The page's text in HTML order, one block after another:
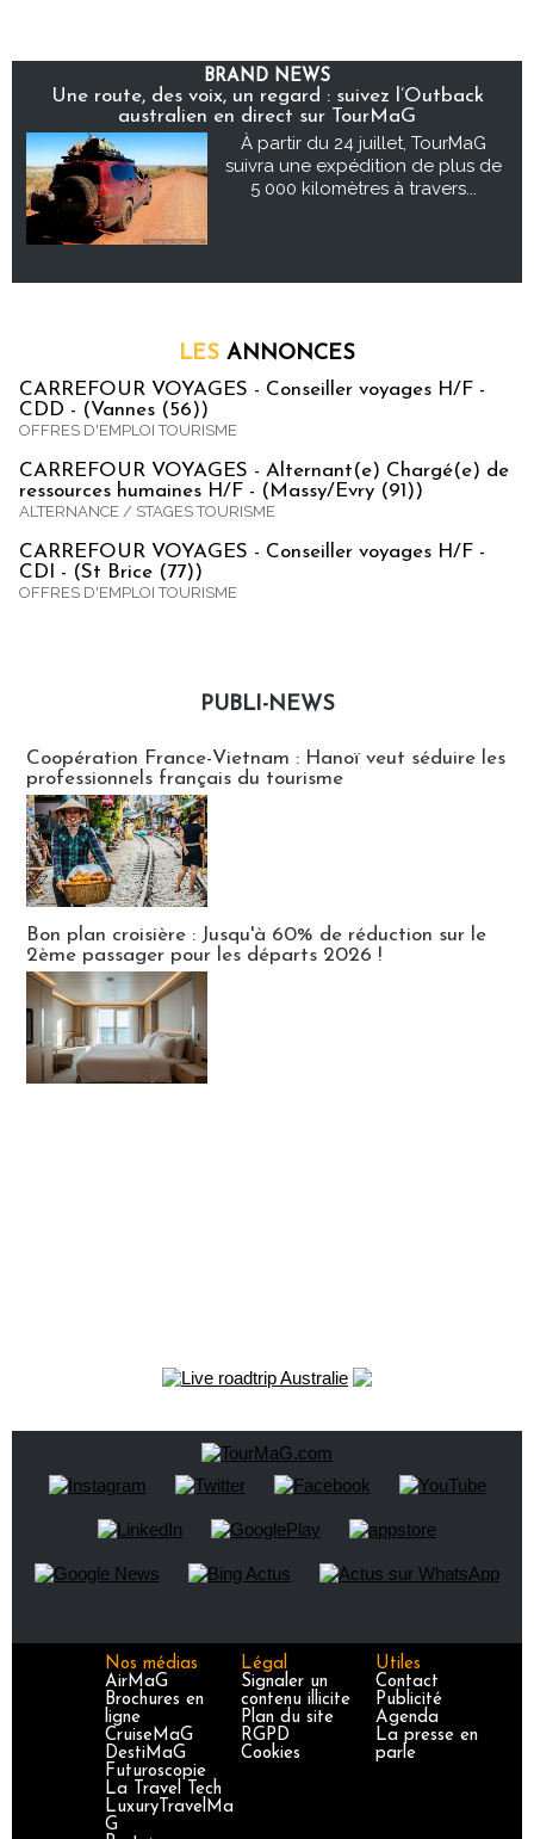
BRAND NEWS
Une route, des voix, un regard : suivez l’Outback
australien en direct sur TourMaG
À partir du 24 juillet, TourMaG
suivra une expédition de plus de
5 000 kilomètres à travers...
LES ANNONCES
CARREFOUR VOYAGES - Conseiller voyages H/F -
CDD - (Vannes (56))
OFFRES D'EMPLOI TOURISME
CARREFOUR VOYAGES - Alternant(e) Chargé(e) de
ressources humaines H/F - (Massy/Evry (91))
ALTERNANCE / STAGES TOURISME
CARREFOUR VOYAGES - Conseiller voyages H/F -
CDI - (St Brice (77))
OFFRES D'EMPLOI TOURISME
PUBLI-NEWS
Coopération France-Vietnam : Hanoï veut séduire les
professionnels français du tourisme
Bon plan croisière : Jusqu'à 60% de réduction sur le
2ème passager pour les départs 2026 !
Nos médias
AirMaG
Brochures en
ligne
CruiseMaG
DestiMaG
Futuroscopie
La Travel Tech
LuxuryTravelMa
G
Légal
Signaler un
contenu illicite
Plan du site
RGPD
Cookies
Utiles
Contact
Publicité
Agenda
La presse en
parle